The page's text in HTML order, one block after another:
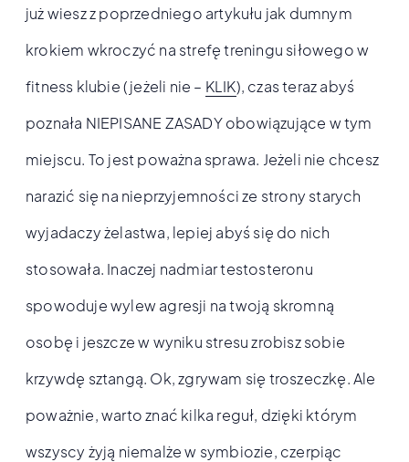
już wiesz z poprzedniego artykułu jak dumnym
krokiem wkroczyć na strefę treningu siłowego w
fitness klubie (jeżeli nie – KLIK), czas teraz abyś
poznała NIEPISANE ZASADY obowiązujące w tym
miejscu. To jest poważna sprawa. Jeżeli nie chcesz
narazić się na nieprzyjemności ze strony starych
wyjadaczy żelastwa, lepiej abyś się do nich
stosowała. Inaczej nadmiar testosteronu
spowoduje wylew agresji na twoją skromną
osobę i jeszcze w wyniku stresu zrobisz sobie
krzywdę sztangą. Ok, zgrywam się troszeczkę. Ale
poważnie, warto znać kilka reguł, dzięki którym
wszyscy żyją niemalże w symbiozie, czerpiąc